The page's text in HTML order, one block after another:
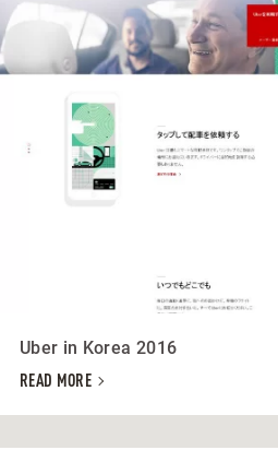
Uber in Korea 2016
READ MORE